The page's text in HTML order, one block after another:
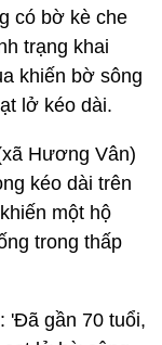
có bờ kè che
trạng khai
khiến bờ sông
lở kéo dài.
Hương Vân)
kéo dài trên
một hộ
trong thấp
'Đã gần 70 tuổi,